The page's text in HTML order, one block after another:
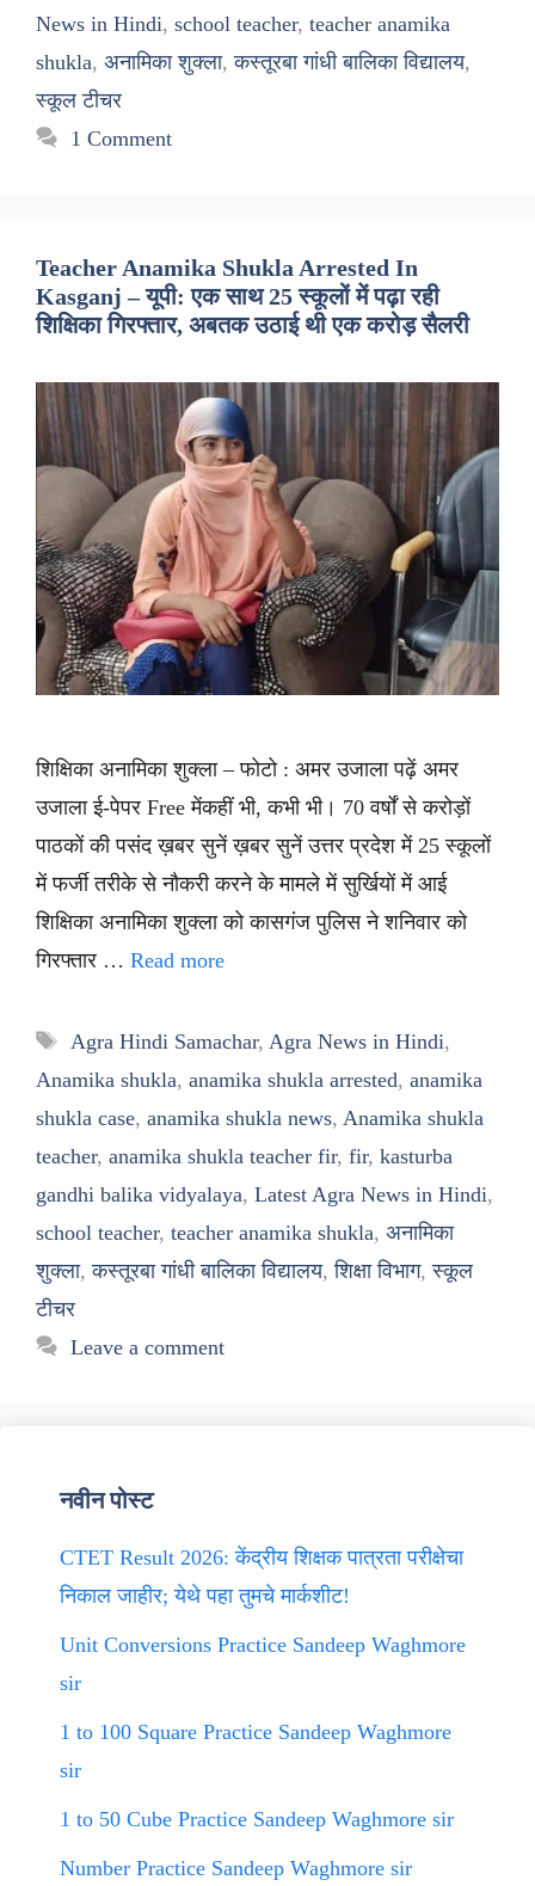
News in Hindi, school teacher, teacher anamika
shukla, अनामिका शुक्ला,कस्तूरबा गांधी बालिका विद्यालय,
स्कूल टीचर
1 Comment
Teacher Anamika Shukla Arrested In
Kasganj – यूपी: एक साथ 25 स्कूलों में पढ़ा रही
शिक्षिका गिरफ्तार, अबतक उठाई थी एक करोड़ सैलरी
शिक्षिका अनामिका शुक्ला – फोटो : अमर उजाला पढ़ें अमर
उजाला ई-पेपर Free मेंकहीं भी, कभी भी। 70 वर्षों से करोड़ों
पाठकों की पसंद ख़बर सुनें ख़बर सुनें उत्तर प्रदेश में 25 स्कूलों
में फर्जी तरीके से नौकरी करने के मामले में सुर्खियों में आई
शिक्षिका अनामिका शुक्ला को कासगंज पुलिस ने शनिवार को
गिरफ्तार … Read more
Tags
Agra Hindi Samachar, Agra News in Hindi,
Anamika shukla, anamika shukla arrested, anamika
shukla case, anamika shukla news, Anamika shukla
teacher, anamika shukla teacher fir, fir, kasturba
gandhi balika vidyalaya, Latest Agra News in Hindi,
school teacher, teacher anamika shukla, अनामिका
शुक्ला,कस्तूरबा गांधी बालिका विद्यालय,शिक्षा विभाग,स्कूल
टीचर
Leave a comment
नवीन पोस्ट
CTET Result 2026: केंद्रीय शिक्षक पात्रता परीक्षेचा
निकाल जाहीर; येथे पहा तुमचे मार्कशीट!
Unit Conversions Practice Sandeep Waghmore
sir
1 to 100 Square Practice Sandeep Waghmore
sir
1 to 50 Cube Practice Sandeep Waghmore sir
Number Practice Sandeep Waghmore sir